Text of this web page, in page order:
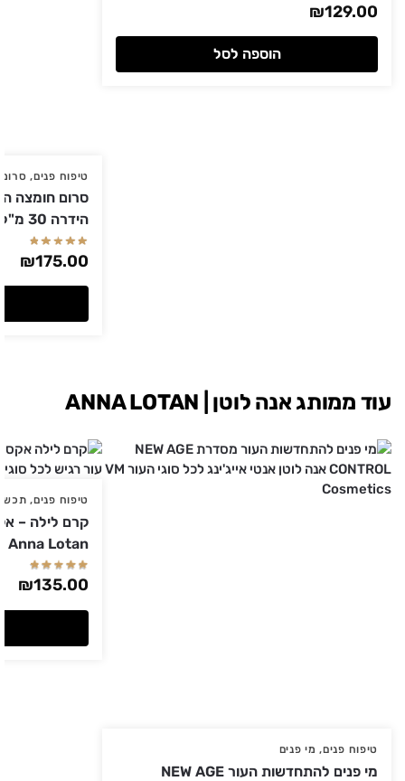
₪129.00
הוספה לסל
טיפוח פנים,
סרום חומצה
הידרה 30 מ"ל Christina כריסטינה
₪175.00
עוד ממותג אנה לוטן | ANNA LOTAN
טיפוח פנים, מי פנים
מי פנים להתחדשות העור NEW AGE
טיפוח פנים,
Anna Lotan אנה לוטן
₪135.00